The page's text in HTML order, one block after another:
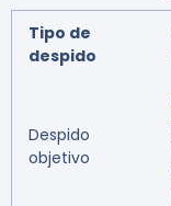
Tipo de
despido
Despido
objetivo